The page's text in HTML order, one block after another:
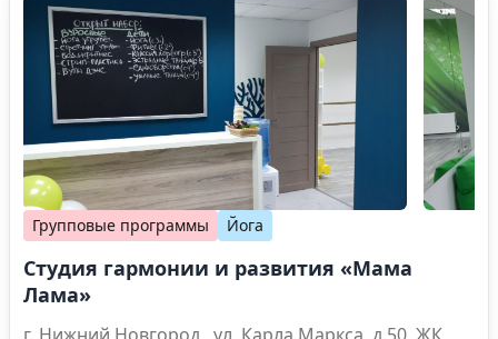
Групповые программы Йога
Студия гармонии и развития «Мама
Лама»